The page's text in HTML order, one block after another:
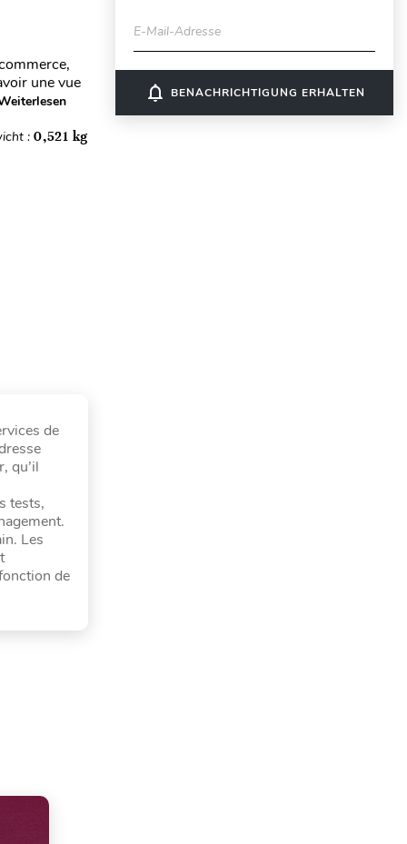
une vue
:0,521 kg
de
qu’il
tests,
Les
de
E-Mail-Adresse
notifications_none BENACHRICHTIGUNG ERHALTEN